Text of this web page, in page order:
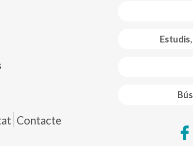
Contacte